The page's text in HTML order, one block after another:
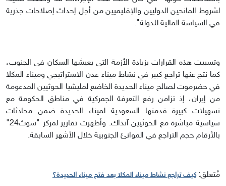
لشروط المانحين الدوليين والإقليميين من أجل إحداث إصلاحات جذرية
في السياسة المالية للدولة".
وتسببت هذه القرارات بزيادة الأزمة التي يعيشها السكان في الجنوب،
كما نتج عنها تراجع كبير في نشاط ميناء عدن الاستراتيجي وميناء المكلا
في حضرموت لصالح ميناء الحديدة الخاضع لمليشيا الحوثيين المدعومة
من إيران، إذ تزامن رفع التعرفة الجمركية في مناطق الحكومة مع
تسهيلات كبيرة قدمتها السعودية لميناء الحديدة ضمن محادثات
سياسية مباشرة مع الحوثيين آنذاك. وأظهرت تقارير لمركز "سوث24"
بالأرقام حجم التراجع في الموانئ الجنوبية خلال الأشهر السابقة.
مُتعلق:كيف تراجع نشاط ميناء المكلا بعد فتح ميناء الحديدة؟